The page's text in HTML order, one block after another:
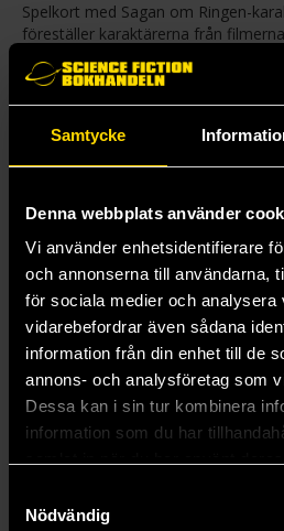
Samtycke
Denna webbplats använder
Vi använder enhetsidentifierare
och annonserna till användarna,
för sociala medier och analysera
vidarebefordrar även sådana
information från din enhet till de
annons- och analysföretag som
Dessa kan i sin tur kombinera
information som du har
Nödvändig
Spelkort med Sagan om Ringen-
föreställer karaktärerna från
Mer från